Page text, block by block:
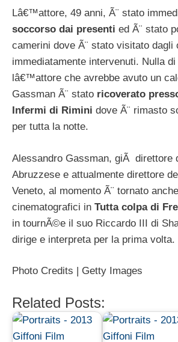
Lâ€™attore, 49 anni, Ã¨ stato
soccorso dai presenti ed Ã¨ stato
camerini dove Ã¨ stato visitato dagli
immediatamente intervenuti. Nulla
lâ€™attore che avrebbe avuto un
Gassman Ã¨ stato ricoverato
Infermi di Rimini dove Ã¨ rimasto
per tutta la notte.
Alessandro Gassman, giÃ direttore
Abruzzese e attualmente direttore
Veneto, al momento Ã¨ tornato
cinematografici in Tutta colpa di
in tournÃ©e il suo Riccardo III di
dirige e interpreta per la prima volta.
Photo Credits | Getty Images
Related Posts: